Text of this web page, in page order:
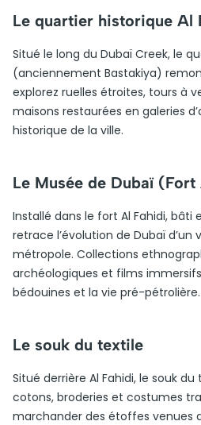
Le quartier historique Al
Situé le long du Dubaï Creek, le
(anciennement Bastakiya)
explorez ruelles étroites, tours à
maisons restaurées en galeries
historique de la ville.
Le Musée de Dubaï
Installé dans le fort Al Fahidi, bâti
retrace l’évolution de Dubaï d’un
métropole. Collections
archéologiques et films
bédouines et la vie pré-pétrolière.
Le souk du textile
Situé derrière Al Fahidi, le souk
cotons, broderies et costumes
marchander des étoffes venues